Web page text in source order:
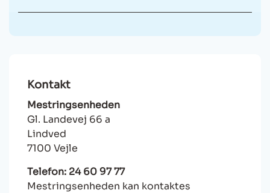
Kontakt
Mestringsenheden
Gl. Landevej 66 a
Lindved
7100 Vejle
Telefon: 24 60 97 77
Mestringsenheden kan kontaktes